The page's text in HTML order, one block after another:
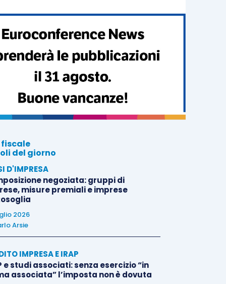
del giorno
D'IMPRESA
negoziata: gruppi di
misure premiali e imprese
2026
Arsie
IMPRESA E IRAP
e studi associati: senza esercizio “in
associata” l’imposta non è dovuta